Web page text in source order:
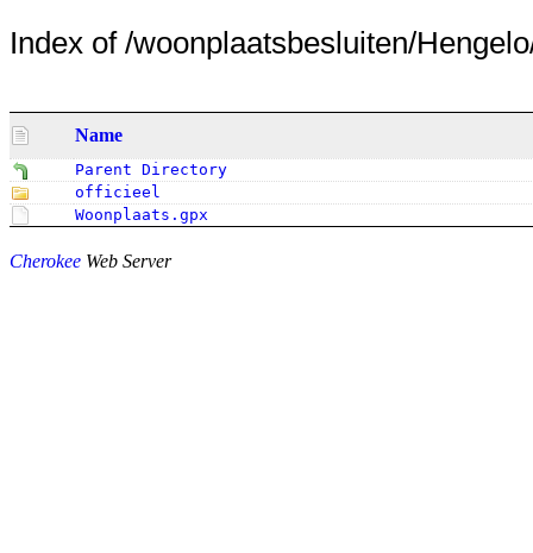
Index of /woonplaatsbesluiten/
Name
Parent Directory
officieel
Woonplaats.gpx
Cherokee Web Server